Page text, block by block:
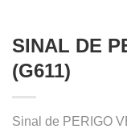
SINAL DE
(G611)
Sinal de PERIGO